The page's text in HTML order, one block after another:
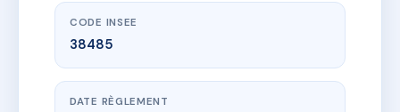
CODE INSEE
38485
DATE RÈGLEMENT